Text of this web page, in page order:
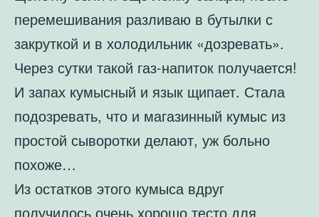
перемешивания разливаю в бутылки с
закруткой и в холодильник «дозревать».
Через сутки такой газ-напиток получается!
И запах кумысный и язык щипает. Стала
подозревать, что и магазинный кумыс из
простой сыворотки делают, уж больно
похоже…
Из остатков этого кумыса вдруг
получилось очень хорошо тесто для